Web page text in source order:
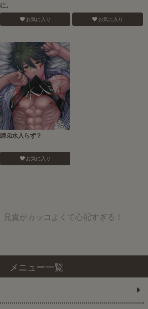
に。
お気に入り お気に入り
師弟水入らず？
お気に入り
兄貴がカッコよくて心配すぎる！
メニュー一覧